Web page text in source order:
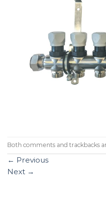
Both comments and trackbacks
← Previous
Next →